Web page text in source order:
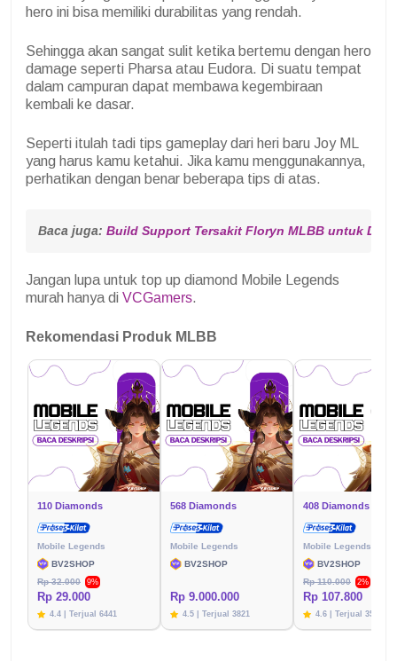
hero ini bisa memiliki durabilitas yang rendah.
Sehingga akan sangat sulit ketika bertemu dengan hero
damage seperti Pharsa atau Eudora. Di suatu tempat
dalam campuran dapat membawa kegembiraan
kembali ke dasar.
Seperti itulah tadi tips gameplay dari heri baru Joy ML
yang harus kamu ketahui. Jika kamu menggunakannya,
perhatikan dengan benar beberapa tips di atas.
Baca juga: Build Support Tersakit Floryn MLBB untuk
Jangan lupa untuk top up diamond Mobile Legends
murah hanya di VCGamers.
Rekomendasi Produk MLBB
110 Diamonds
Mobile Legends
BV2SHOP
Rp 32.000
9%
Rp 29.000
4.4 | Terjual 6441
568 Diamonds
Mobile Legends
BV2SHOP
Rp 9.000.000
4.5 | Terjual 3821
408 Diamonds
Mobile Legends
BV2SHOP
Rp 110.000
2%
Rp 107.800
4.6 | Terjual 3576